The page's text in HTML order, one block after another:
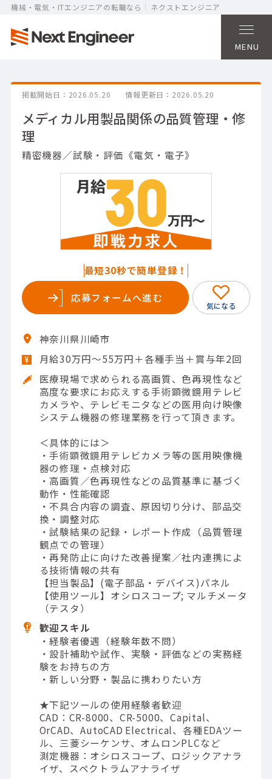
機械・電気・ITエンジニアの転職なら ネクストエンジニア
MENU
掲載開始日 2026.05.20 情報更新日 2026.05.20
メディカル用製品関係の品質管理・修
理
精密機器／試験・評価《電気・電子》
最短30秒で簡単登録！
応募フォームへ進む
神奈川県川崎市
月給30万円～55万円＋各種手当＋賞与年2回
医療現場で求められる高画質、色再現性など
高度な要求にお応えする手術顕微鏡用テレビ
カメラや、テレビモニタなどの医用向け映像
システム機器の修理業務を行って頂きます。
＜具体的には＞
・手術顕微鏡用テレビカメラ等の医用映像機
器の修理・点検対応
・高画質／色再現性などの品質基準に基づく
動作・性能確認
・不具合内容の調査、原因切り分け、部品交
換・調整対応
・試験結果の記録・レポート作成（品質管理
観点での管理）
・再発防止に向けた改善提案／社内連携によ
る技術情報の共有
【担当製品】(電子部品・デバイス)パネル
【使用ツール】オシロスコープ; マルチメータ
（テスタ）
歓迎スキル
・経験者優遇（経験年数不問）
・設計補助や試作、実験・評価などの実務経
験をお持ちの方
・新しい分野・製品に携わりたい方
★下記ツールの使用経験者歓迎
CAD：CR-8000、CR-5000、Capital、
OrCAD、AutoCAD Electrical、各種EDAツー
ル、三菱シーケンサ、オムロンPLCなど
測定機器：オシロスコープ、ロジックアナラ
イザ、スペクトラムアナライザ